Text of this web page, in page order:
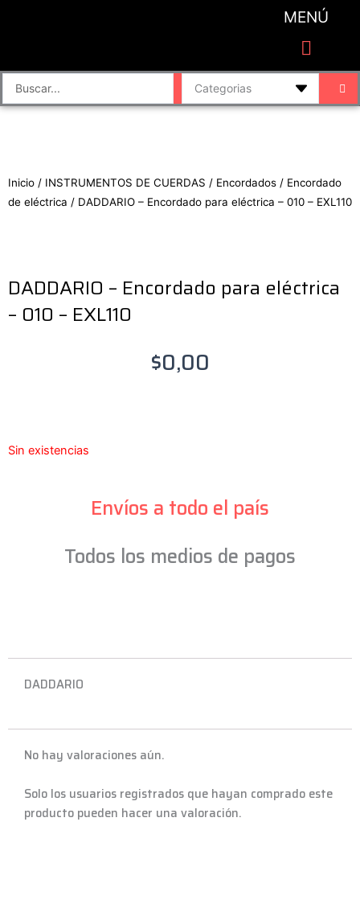
MENÚ
Search
...
Inicio / INSTRUMENTOS DE CUERDAS / Encordados / Encordado
de eléctrica / DADDARIO – Encordado para eléctrica – 010 – EXL110
DADDARIO – Encordado para eléctrica
– 010 – EXL110
$0,00
Sin existencias
Envíos a todo el país
Todos los medios de pagos
DADDARIO
No hay valoraciones aún.
Solo los usuarios registrados que hayan comprado este
producto pueden hacer una valoración.